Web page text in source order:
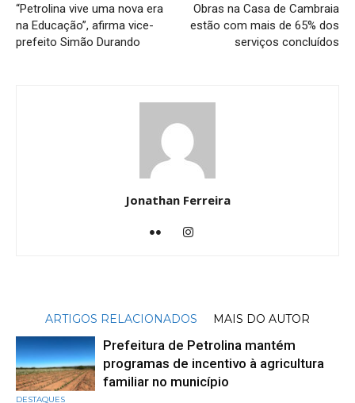
“Petrolina vive uma nova era
na Educação”, afirma vice-
prefeito Simão Durando
Obras na Casa de Cambraia
estão com mais de 65% dos
serviços concluídos
Jonathan Ferreira
ARTIGOS RELACIONADOS MAIS DO AUTOR
DESTAQUES
Prefeitura de Petrolina mantém
programas de incentivo à agricultura
familiar no município